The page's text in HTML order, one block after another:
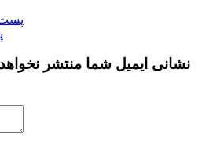
پست
نشانی ایمیل شما منتشر